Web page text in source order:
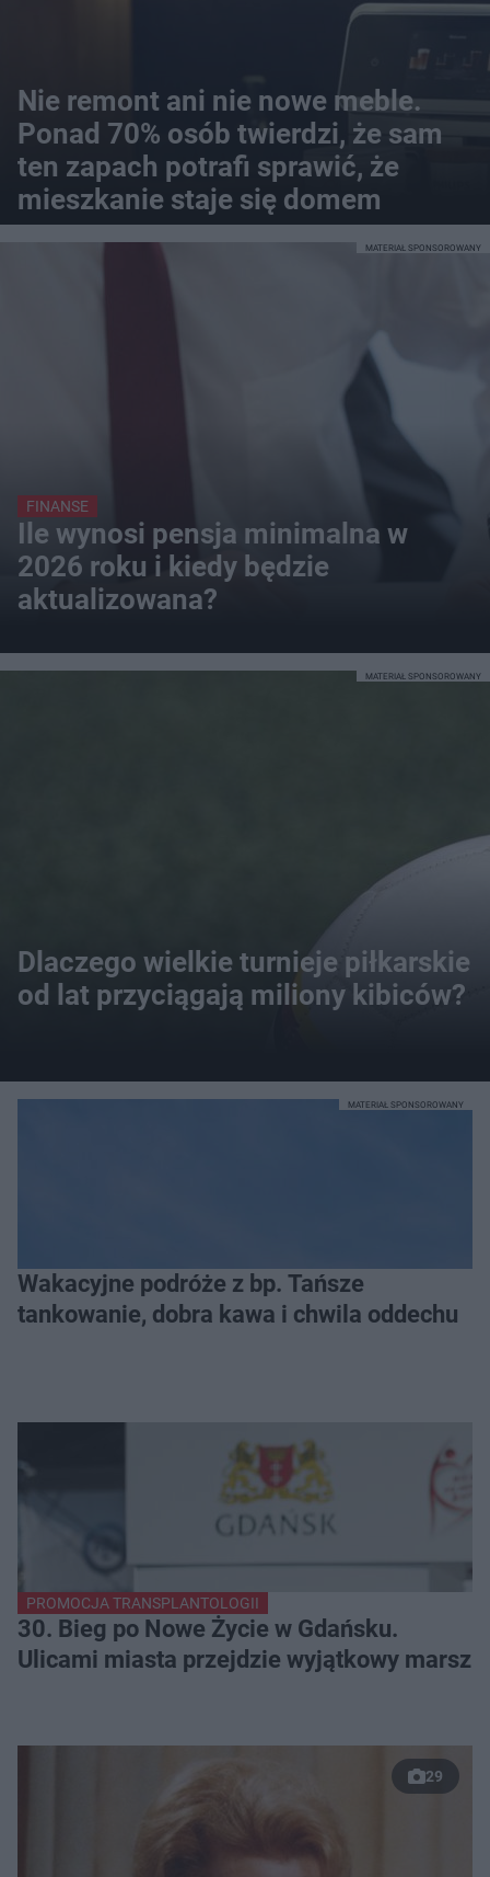
Nie remont ani nie nowe meble.
Ponad 70% osób twierdzi, że sam
ten zapach potrafi sprawić, że
mieszkanie staje się domem
FINANSE
Ile wynosi pensja minimalna w
2026 roku i kiedy będzie
aktualizowana?
MATERIAŁ SPONSOROWANY
Dlaczego wielkie turnieje piłkarskie
od lat przyciągają miliony kibiców?
MATERIAŁ SPONSOROWANY
Wakacyjne podróże z bp. Tańsze
tankowanie, dobra kawa i chwila oddechu
MATERIAŁ SPONSOROWANY
PROMOCJA TRANSPLANTOLOGII
30. Bieg po Nowe Życie w Gdańsku.
Ulicami miasta przejdzie wyjątkowy marsz
29